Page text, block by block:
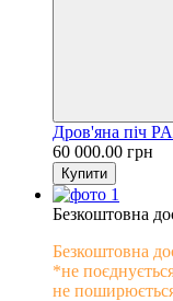
Дров'яна піч
60 000.00 грн
Купити
Безкоштовна
Безкоштовна
*не
не